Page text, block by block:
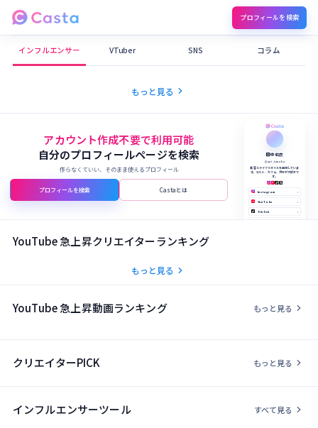
プロフィールを検索
Castaメディア
インフルエンサー VTuber SNS コラム
もっと見る chevron_right
アカウント作成不要で利用可能
自分のプロフィールページを検索
作らなくていい、そのまま使えるプロフィール
プロフィールを検索 Castaとは
田中 結衣
@yui_tanaka
美容とライフスタイルを発信していま
す。コスメ、カフェ、旅行が大好きで
す。
Instagram ›
YouTube ›
TikTok ›
YouTube 急上昇クリエイターランキング
もっと見る chevron_right
YouTube 急上昇動画ランキング もっと見る chevron_right
クリエイターPICK もっと見る chevron_right
インフルエンサーツール すべて見る chevron_right